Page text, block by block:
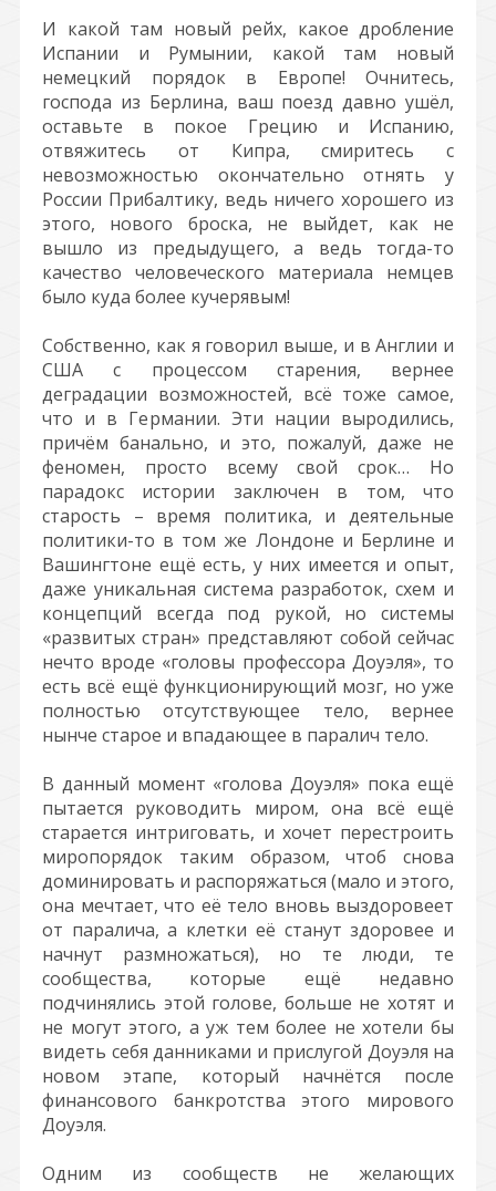
И какой там новый рейх, какое дробление
Испании и Румынии, какой там новый
немецкий порядок в Европе! Очнитесь,
господа из Берлина, ваш поезд давно ушёл,
оставьте в покое Грецию и Испанию,
отвяжитесь от Кипра, смиритесь с
невозможностью окончательно отнять у
России Прибалтику, ведь ничего хорошего из
этого, нового броска, не выйдет, как не
вышло из предыдущего, а ведь тогда-то
качество человеческого материала немцев
было куда более кучерявым!
Собственно, как я говорил выше, и в Англии и
США с процессом старения, вернее
деградации возможностей, всё тоже самое,
что и в Германии. Эти нации выродились,
причём банально, и это, пожалуй, даже не
феномен, просто всему свой срок… Но
парадокс истории заключен в том, что
старость – время политика, и деятельные
политики-то в том же Лондоне и Берлине и
Вашингтоне ещё есть, у них имеется и опыт,
даже уникальная система разработок, схем и
концепций всегда под рукой, но системы
«развитых стран» представляют собой сейчас
нечто вроде «головы профессора Доуэля», то
есть всё ещё функционирующий мозг, но уже
полностью отсутствующее тело, вернее
нынче старое и впадающее в паралич тело.
В данный момент «голова Доуэля» пока ещё
пытается руководить миром, она всё ещё
старается интриговать, и хочет перестроить
миропорядок таким образом, чтоб снова
доминировать и распоряжаться (мало и этого,
она мечтает, что её тело вновь выздоровеет
от паралича, а клетки её станут здоровее и
начнут размножаться), но те люди, те
сообщества, которые ещё недавно
подчинялись этой голове, больше не хотят и
не могут этого, а уж тем более не хотели бы
видеть себя данниками и прислугой Доуэля на
новом этапе, который начнётся после
финансового банкротства этого мирового
Доуэля.
Одним из сообществ не желающих